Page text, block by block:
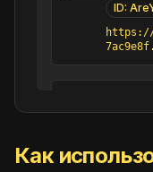
ID:
https://
https://
Как